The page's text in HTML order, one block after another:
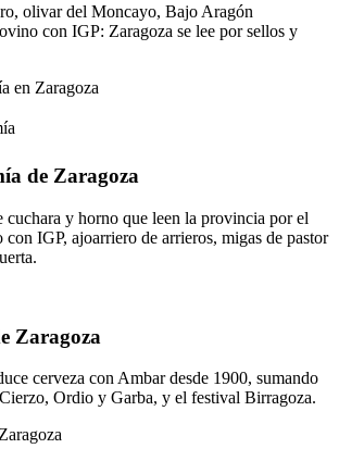
olivar del Moncayo, Bajo Aragón
con IGP: Zaragoza se lee por sellos y
de Zaragoza
cuchara y horno que leen la provincia por el
con IGP, ajoarriero de arrieros, migas de pastor
Zaragoza
cerveza con Ambar desde 1900, sumando
Ordio y Garba, y el festival Birragoza.